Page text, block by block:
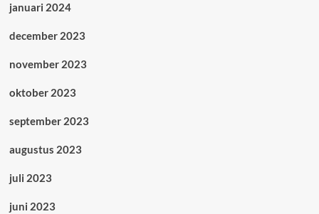
januari 2024
december 2023
november 2023
oktober 2023
september 2023
augustus 2023
juli 2023
juni 2023